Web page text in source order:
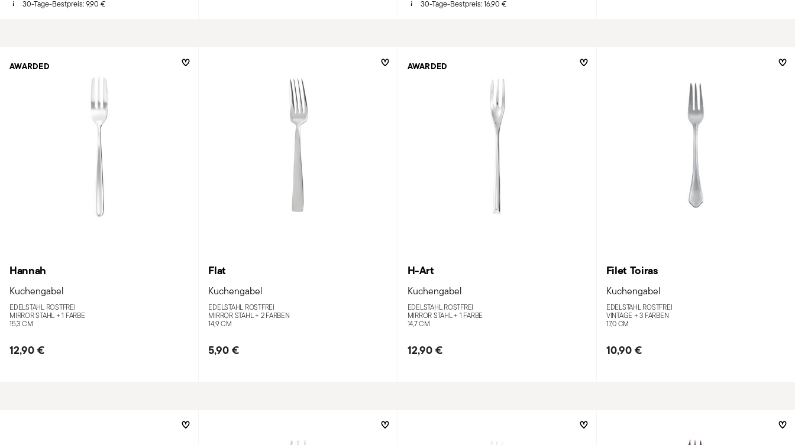
30-Tage-Bestpreis:9,90 € 30-Tage-Bestpreis:16,90 €
Hannah
Kuchengabel
EDELSTAHL ROSTFREI
MIRROR STAHL +1 FARBE
15,3 CM
12,90 €
AWARDED
Flat
Kuchengabel
EDELSTAHL ROSTFREI
MIRROR STAHL + 2 FARBEN
14,9 CM
5,90 €
H-Art
Kuchengabel
EDELSTAHL ROSTFREI
MIRROR STAHL + 1 FARBE
14,7 CM
12,90 €
AWARDED
Filet Toiras
Kuchengabel
EDELSTAHL ROSTFREI
VINTAGE +3 FARBEN
17,0 CM
10,90 €